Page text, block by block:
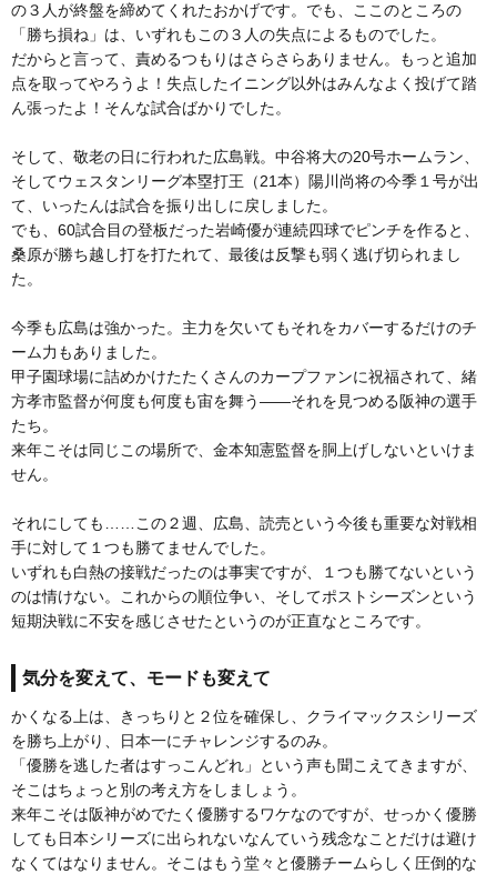
の３人が終盤を締めてくれたおかげです。でも、ここのところの
「勝ち損ね」は、いずれもこの３人の失点によるものでした。
だからと言って、責めるつもりはさらさらありません。もっと追加
点を取ってやろうよ！失点したイニング以外はみんなよく投げて踏
ん張ったよ！そんな試合ばかりでした。
そして、敬老の日に行われた広島戦。中谷将大の20号ホームラン、
そしてウェスタンリーグ本塁打王（21本）陽川尚将の今季１号が出
て、いったんは試合を振り出しに戻しました。
でも、60試合目の登板だった岩崎優が連続四球でピンチを作ると、
桑原が勝ち越し打を打たれて、最後は反撃も弱く逃げ切られまし
た。
今季も広島は強かった。主力を欠いてもそれをカバーするだけのチ
ーム力もありました。
甲子園球場に詰めかけたたくさんのカープファンに祝福されて、緒
方孝市監督が何度も何度も宙を舞う――それを見つめる阪神の選手
たち。
来年こそは同じこの場所で、金本知憲監督を胴上げしないといけま
せん。
それにしても……この２週、広島、読売という今後も重要な対戦相
手に対して１つも勝てませんでした。
いずれも白熱の接戦だったのは事実ですが、１つも勝てないという
のは情けない。これからの順位争い、そしてポストシーズンという
短期決戦に不安を感じさせたというのが正直なところです。
気分を変えて、モードも変えて
かくなる上は、きっちりと２位を確保し、クライマックスシリーズ
を勝ち上がり、日本一にチャレンジするのみ。
「優勝を逃した者はすっこんどれ」という声も聞こえてきますが、
そこはちょっと別の考え方をしましょう。
来年こそは阪神がめでたく優勝するワケなのですが、せっかく優勝
しても日本シリーズに出られないなんていう残念なことだけは避け
なくてはなりません。そこはもう堂々と優勝チームらしく圧倒的な